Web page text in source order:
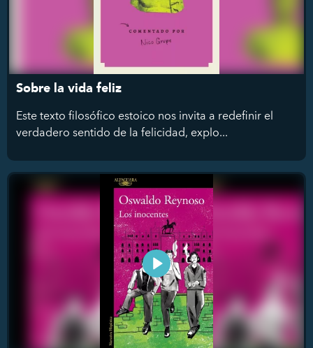
Sobre la vida feliz
Este texto filosófico estoico nos invita a redefinir el
verdadero sentido de la felicidad, explo...